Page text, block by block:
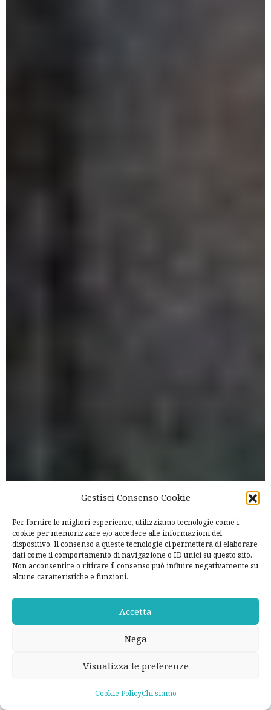
Gestisci Consenso Cookie
Per fornire le migliori esperienze, utilizziamo tecnologie come i
cookie per memorizzare e/o accedere alle informazioni del
dispositivo. Il consenso a queste tecnologie ci permetterà di elaborare
dati come il comportamento di navigazione o ID unici su questo sito.
Non acconsentire o ritirare il consenso può influire negativamente su
alcune caratteristiche e funzioni.
Accetta
Nega
Visualizza le preferenze
Cookie PolicyChi siamo